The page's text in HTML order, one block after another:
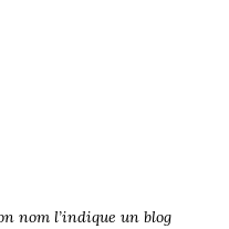
nom l’indique un blog